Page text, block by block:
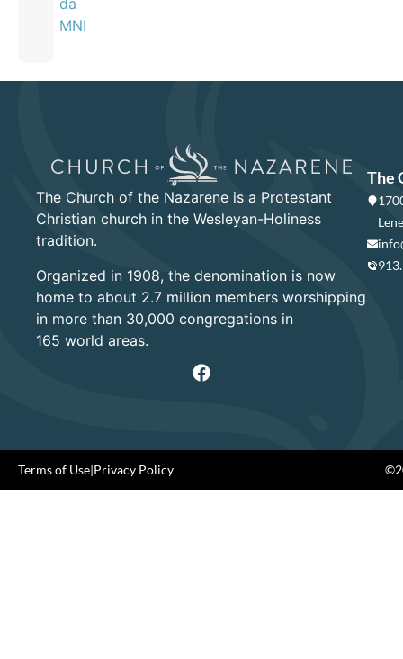
da
MNI
The Church of the Nazarene is a Protestant
Christian church in the Wesleyan-Holiness
tradition.
Organized in 1908, the denomination is now
home to about 2.7 million members worshipping
in more than 30,000 congregations in
165 world areas.
The
Terms of Use|Privacy Policy